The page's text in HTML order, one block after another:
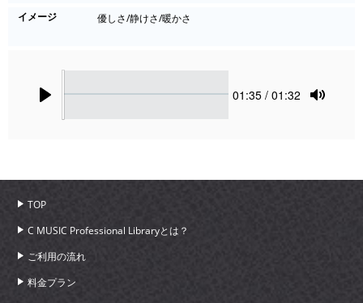
イメージ
優しさ/静けさ/暖かさ
Current
01:35 / 01:32
TOP
C MUSIC Professional Libraryとは？
ご利用の流れ
料金プラン